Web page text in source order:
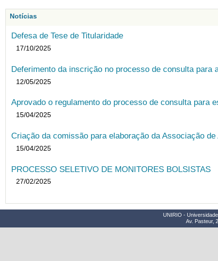
Notícias
Defesa de Tese de Titularidade
17/10/2025
Deferimento da inscrição no processo de consulta para
12/05/2025
Aprovado o regulamento do processo de consulta para
15/04/2025
Criação da comissão para elaboração da Associação
15/04/2025
PROCESSO SELETIVO DE MONITORES BOLSISTAS
27/02/2025
UNIRIO -
Av. Pasteur,